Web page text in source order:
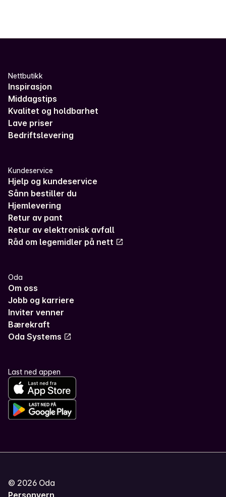
Nettbutikk
Inspirasjon
Middagstips
Kvalitet og holdbarhet
Lave priser
Bedriftslevering
Kundeservice
Hjelp og kundeservice
Sånn bestiller du
Hjemlevering
Retur av pant
Retur av elektronisk avfall
Råd om legemidler på nett
Oda
Om oss
Jobb og karriere
Inviter venner
Bærekraft
Oda Systems
Last ned appen
© 2026 Oda
Personvern